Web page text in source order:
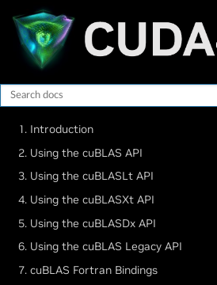
1. Introduction
2. Using the cuBLAS API
3. Using the cuBLASLt API
4. Using the cuBLASXt API
5. Using the cuBLASDx API
6. Using the cuBLAS Legacy API
7. cuBLAS Fortran Bindings